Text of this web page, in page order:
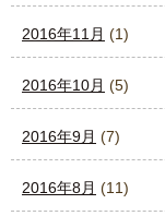
2016年11月 (1)
2016年10月 (5)
2016年9月 (7)
2016年8月 (11)